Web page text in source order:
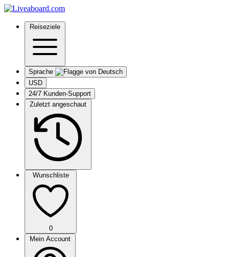
Reiseziele
Sprache
USD
24/7 Kunden-Support
Zuletzt angeschaut
Wunschliste
0
Mein Account